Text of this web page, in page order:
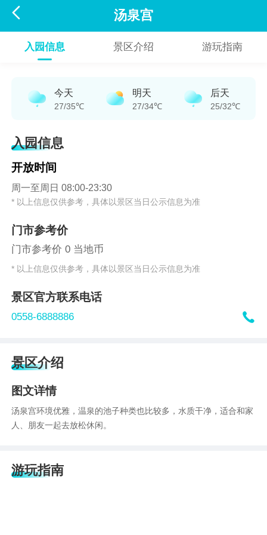
 汤泉宫
入园信息 景区介绍 游玩指南
今天
27/35℃
明天
27/34℃
后天
25/32℃
入园信息
开放时间
周一至周日 08:00-23:30
* 以上信息仅供参考，具体以景区当日公示信息为准
门市参考价
门市参考价 0 当地币
* 以上信息仅供参考，具体以景区当日公示信息为准
景区官方联系电话
0558-6888886 
景区介绍
图文详情
汤泉宫环境优雅 ，温泉的池子种类也比较多，水质干净，适合和家
人、朋友一起去放松休闲。
游玩指南